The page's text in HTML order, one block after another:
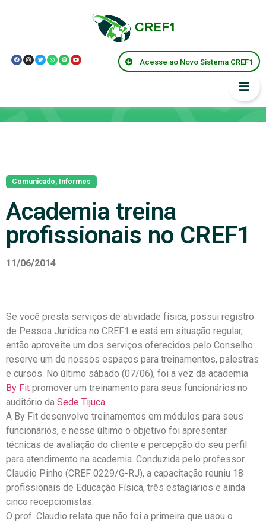
Acesse ao Novo Sistema CREF1
Comunicado, Informes
Academia treina
profissionais no CREF1
11/06/2014
Se você presta serviços de atividade física, possui registro
de Pessoa Jurídica no CREF1 e está em situação regular,
então aproveite um dos serviços oferecidos pelo Conselho:
reserve um de nossos espaços para treinamentos, palestras
e cursos. No último sábado (07/06), foi a vez da academia
By Fit promover um treinamento para seus funcionários no
auditório da Sede Tijuca.
A By Fit desenvolve treinamentos em módulos para seus
funcionários, e nesse último o objetivo foi apresentar
técnicas de avaliação do cliente e percepção do seu perfil
para atendimento na academia. Conduzida pelo professor
Claudio Pinho (CREF 0229/G-RJ), a capacitação reuniu 18
profissionais de Educação Física, três estagiários e ainda
cinco recepcionistas.
O prof. Claudio relata que não foi a primeira que usou o